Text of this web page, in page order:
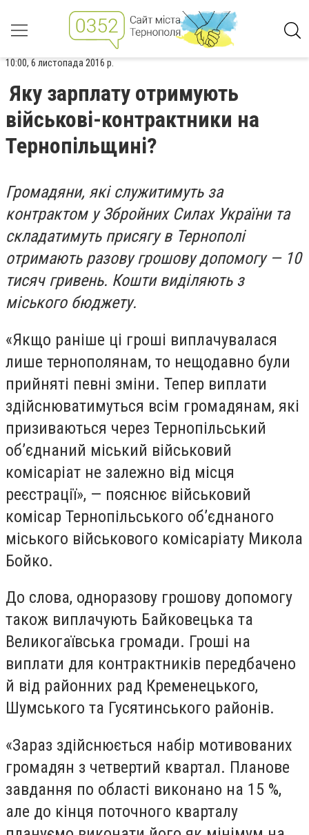
10:00, 6 листопада 2016 р.
Яку зарплату отримують
військові-контрактники на
Тернопільщині?
Громадяни, які служитимуть за
контрактом у Збройних Силах України та
складатимуть присягу в Тернополі
отримають разову грошову допомогу — 10
тисяч гривень. Кошти виділяють з
міського бюджету.
«Якщо раніше ці гроші виплачувалася
лише тернополянам, то нещодавно були
прийняті певні зміни. Тепер виплати
здійснюватимуться всім громадянам, які
призиваються через Тернопільський
об’єднаний міський військовий
комісаріат не залежно від місця
реєстрації», — пояснює військовий
комісар Тернопільського об’єднаного
міського військового комісаріату Микола
Бойко.
До слова, одноразову грошову допомогу
також виплачують Байковецька та
Великогаївська громади. Гроші на
виплати для контрактників передбачено
й від районних рад Кременецького,
Шумського та Гусятинського районів.
«Зараз здійснюється набір мотивованих
громадян з четвертий квартал. Планове
завдання по області виконано на 15 %,
але до кінця поточного кварталу